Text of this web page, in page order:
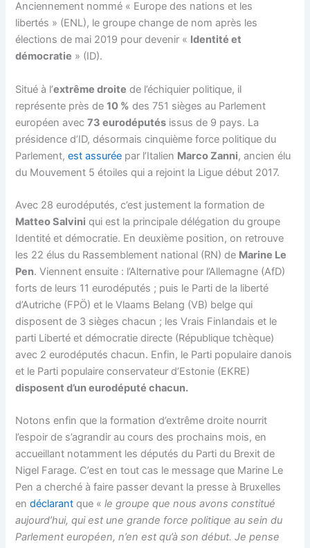
Anciennement nommé « Europe des nations et les
libertés » (ENL), le groupe change de nom après les
élections de mai 2019 pour devenir « Identité et
démocratie » (ID).
Situé à l’extrême droite de l’échiquier politique, il
représente près de10 % des 751 sièges au Parlement
européen avec73 eurodéputés issus de 9 pays. La
présidence d’ID, désormais cinquième force politique du
Parlement,est assurée par l’Italien Marco Zanni, ancien élu
du Mouvement 5 étoiles qui a rejoint la Ligue début 2017.
Avec 28 eurodéputés, c’est justement la formation de
Matteo Salvini qui est la principale délégation du groupe
Identité et démocratie. En deuxième position, on retrouve
les 22 élus du Rassemblement national (RN) de Marine Le
Pen. Viennent ensuite : l’Alternative pour l’Allemagne (AfD)
forts de leurs 11 eurodéputés ; puis le Parti de la liberté
d’Autriche (FPÖ) et le Vlaams Belang (VB) belge qui
disposent de 3 sièges chacun ; les Vrais Finlandais et le
parti Liberté et démocratie directe (République tchèque)
avec 2 eurodéputés chacun. Enfin, le Parti populaire danois
et le Parti populaire conservateur d’Estonie (EKRE)
disposent d’un eurodéputé chacun.
Notons enfin que la formation d’extrême droite nourrit
l’espoir de s’agrandir au cours des prochains mois, en
accueillant notamment les députés du Parti du Brexit de
Nigel Farage. C’est en tout cas le message que Marine Le
Pen a cherché à faire passer devant la presse à Bruxelles
endéclarant que «le groupe que nous avons constitué
aujourd’hui, qui est une grande force politique au sein du
Parlement européen, n’en est qu’à son début. Je pense